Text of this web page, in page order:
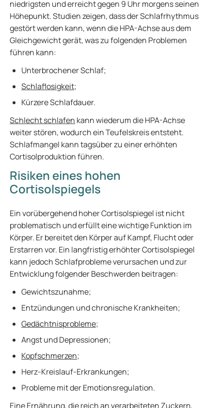
niedrigsten und erreicht gegen 9 Uhr morgens seinen
Höhepunkt. Studien zeigen, dass der Schlafrhythmus
gestört werden kann, wenn die HPA-Achse aus dem
Gleichgewicht gerät, was zu folgenden Problemen
führen kann:
Unterbrochener Schlaf;
Schlaflosigkeit;
Kürzere Schlafdauer.
Schlecht schlafen kann wiederum die HPA-Achse
weiter stören, wodurch ein Teufelskreis entsteht.
Schlafmangel kann tagsüber zu einer erhöhten
Cortisolproduktion führen.
Risiken eines hohen
Cortisolspiegels
Ein vorübergehend hoher Cortisolspiegel ist nicht
problematisch und erfüllt eine wichtige Funktion im
Körper. Er bereitet den Körper auf Kampf, Flucht oder
Erstarren vor. Ein langfristig erhöhter Cortisolspiegel
kann jedoch Schlafprobleme verursachen und zur
Entwicklung folgender Beschwerden beitragen:
Gewichtszunahme;
Entzündungen und chronische Krankheiten;
Gedächtnisprobleme;
Angst und Depressionen;
Kopfschmerzen;
Herz-Kreislauf-Erkrankungen;
Probleme mit der Emotionsregulation.
Eine Ernährung, die reich an verarbeiteten Zuckern,